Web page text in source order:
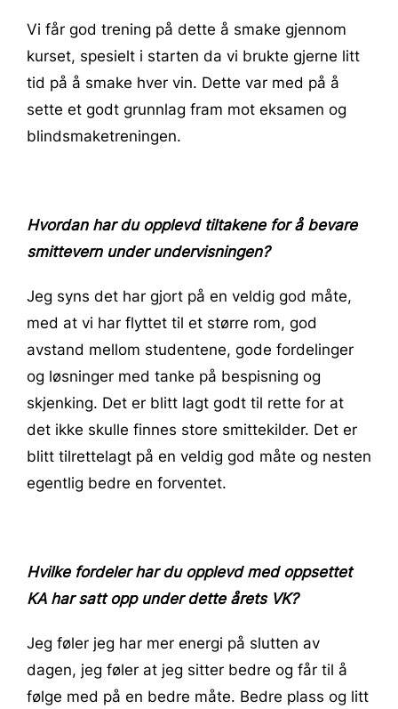
Vi får god trening på dette å smake gjennom
kurset, spesielt i starten da vi brukte gjerne litt
tid på å smake hver vin. Dette var med på å
sette et godt grunnlag fram mot eksamen og
blindsmaketreningen.
Hvordan har du opplevd tiltakene for å bevare
smittevern under undervisningen?
Jeg syns det har gjort på en veldig god måte,
med at vi har flyttet til et større rom, god
avstand mellom studentene, gode fordelinger
og løsninger med tanke på bespisning og
skjenking. Det er blitt lagt godt til rette for at
det ikke skulle finnes store smittekilder. Det er
blitt tilrettelagt på en veldig god måte og nesten
egentlig bedre en forventet.
Hvilke fordeler har du opplevd med oppsettet
KA har satt opp under dette årets VK?
Jeg føler jeg har mer energi på slutten av
dagen, jeg føler at jeg sitter bedre og får til å
følge med på en bedre måte. Bedre plass og litt